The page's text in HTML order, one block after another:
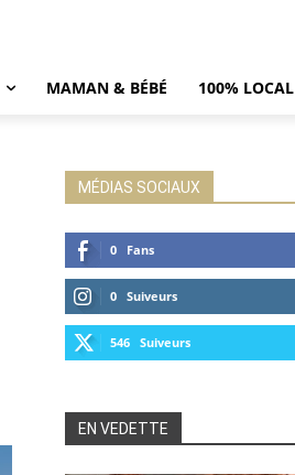
MAMAN & BÉBÉ 100% LOCAL
MÉDIAS SOCIAUX
0 Fans
0 Suiveurs
546 Suiveurs
EN VEDETTE